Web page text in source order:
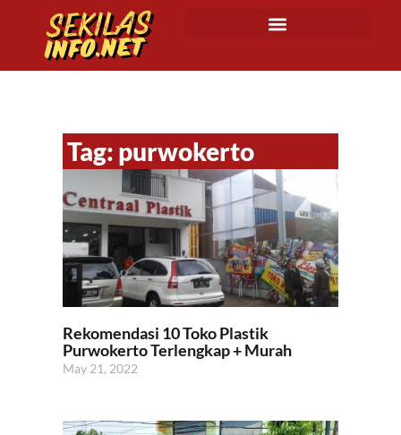
Tag: purwokerto
Rekomendasi 10 Toko Plastik
Purwokerto Terlengkap + Murah
May 21, 2022